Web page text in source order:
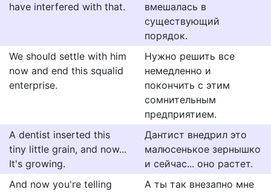
have interfered with that.
вмешалась в
существующий
порядок.
We should settle with him
now and end this squalid
enterprise.
Нужно решить все
немедленно и
покончить с этим
сомнительным
предприятием.
A dentist inserted this
tiny little grain, and now...
It's growing.
Дантист внедрил это
малюсенькое зернышко
и сейчас... оно растет.
And now you're telling
А ты так внезапно мне